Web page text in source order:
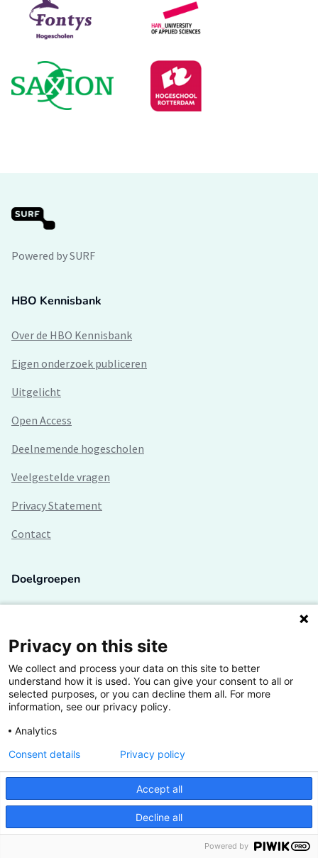
Powered by SURF
HBO Kennisbank
Over de HBO Kennisbank
Eigen onderzoek publiceren
Uitgelicht
Open Access
Deelnemende hogescholen
Veelgestelde vragen
Privacy Statement
Contact
Doelgroepen
Lectoren en onderzoekers
Bedrijven
Hogescholen
De grootste kennisbank van het HBO
Inspiratie op jouw vakgebied
Vrij toegankelijk
Privacy on this site
We collect and process your data on this site to better
understand how it is used. You can give your consent to all or
selected purposes, or you can decline them all. For more
information, see our privacy policy.
Analytics
Accept all
Decline all
Consent details Privacy policy
Powered by